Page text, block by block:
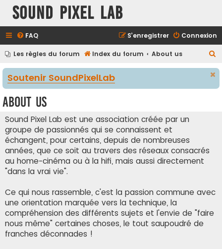
Sound Pixel Lab
FAQ Connexion
S’enregistrer
Les règles du forum Index du forum About us
e
Soutenir SoundPixelLab
About us
Sound Pixel Lab est une association créée par un
groupe de passionnés qui se connaissent et
échangent, pour certains, depuis de nombreuses
années, que ce soit au travers des réseaux consacrés
au home-cinéma ou à la hifi, mais aussi directement
"dans la vrai vie".
Ce qui nous rassemble, c'est la passion commune avec
une orientation marquée vers la technique, la
compréhension des différents sujets et l'envie de "faire
nous même" certaines choses, le tout saupoudré de
franches déconnades !